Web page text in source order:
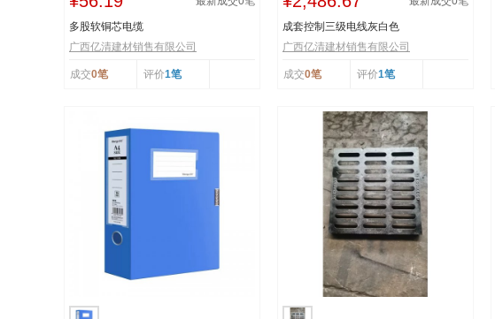
多股软铜芯电缆
广西亿清建材销售有限公司
成交0笔 评价1笔
成套控制三级电线灰白色
广西亿清建材销售有限公司
成交0笔 评价1笔